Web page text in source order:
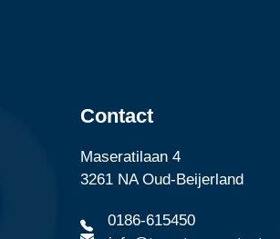
Contact
Maseratilaan 4
3261 NA Oud-Beijerland
0186-615450